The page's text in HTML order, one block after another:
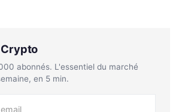
abonnés. L'essentiel du marché
en 5 min.